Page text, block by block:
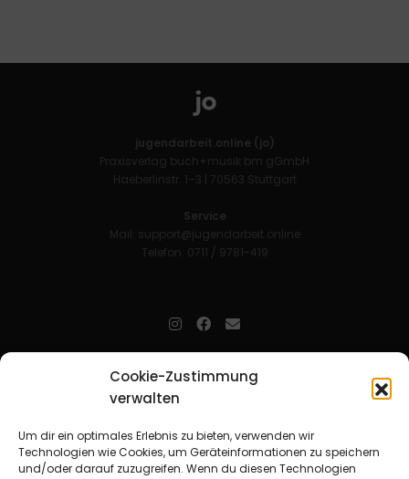
Cookie-Zustimmung
verwalten
Um dir ein optimales Erlebnis zu bieten, verwenden wir
Technologien wie Cookies, um Geräteinformationen zu speichern
und/oder darauf zuzugreifen. Wenn du diesen Technologien
jugendarbeit.online (jo)
Praxisverlag buch+musik bm gGmbH
Haeberlinstr. 1–3 | 70563 Stuttgart
Service
Mail: support@jugendarbeit.online
Telefon: 0711 / 9781-419
Mitarbeitende in der christlichen Kinder-, Jugend- und jungen
Erwachsenenarbeit. Aufjofindet man unkompliziert und schnell
Beziehungsarbeit.
Beteiligte Verbände